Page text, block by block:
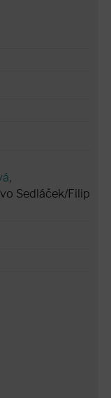
,
Sedláček/Filip